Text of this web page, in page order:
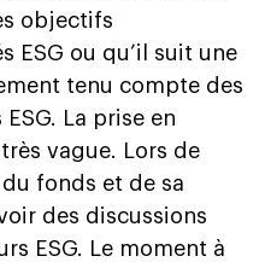
objectifs
ESG ou qu’il suit une
tenu compte des
La prise en
vague. Lors de
du fonds et de sa
des discussions
ESG. Le moment à